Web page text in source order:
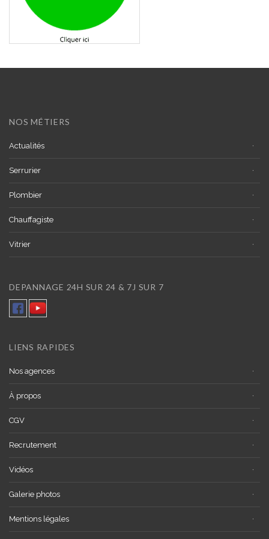
NOS MÉTIERS
Actualités
Serrurier
Plombier
Chauffagiste
Vitrier
DEPANNAGE 24H SUR 24 & 7J SUR 7
LIENS RAPIDES
Nos agences
À propos
CGV
Recrutement
Vidéos
Galerie photos
Mentions légales